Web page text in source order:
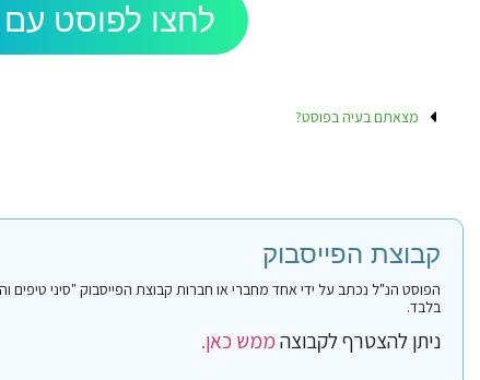
לחצו לפוסט
מצאתם בעיה בפוסט?
קבוצת הפייסבוק
בלבד.
ניתן להצטרף לקבוצהממש כאן.